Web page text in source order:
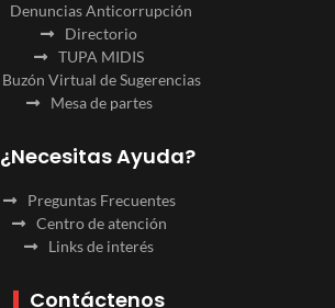
Denuncias Anticorrupción
Directorio
TUPA MIDIS
Buzón Virtual de Sugerencias
Mesa de partes
¿Necesitas Ayuda?
Preguntas Frecuentes
Centro de atención
Links de interés
Contáctenos